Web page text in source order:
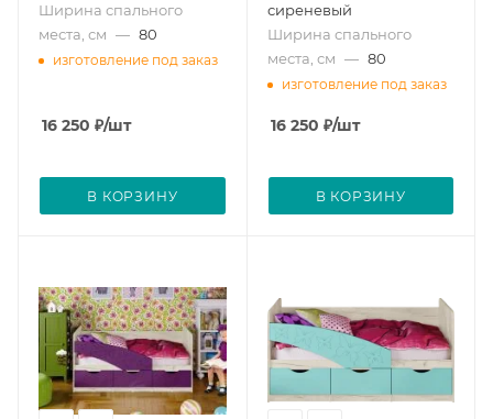
Ширина спального
места, см — 80
изготовление под заказ
16 250 ₽/шт
В КОРЗИНУ
сиреневый
Ширина спального
места, см — 80
изготовление под заказ
16 250 ₽/шт
В КОРЗИНУ